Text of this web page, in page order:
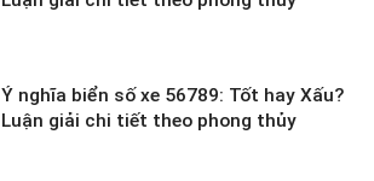
Ý nghĩa biển số xe 56789: Tốt hay Xấu?
Luận giải chi tiết theo phong thủy